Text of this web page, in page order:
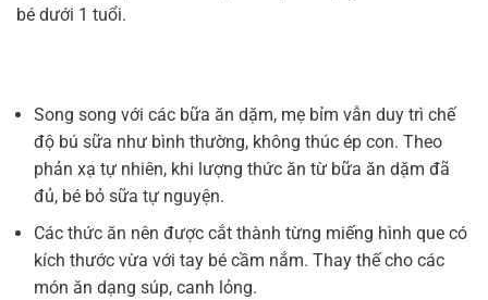
bé dưới 1 tuổi.
Song song với các bữa ăn dặm, mẹ bỉm vẫn duy trì chế
độ bú sữa như bình thường, không thúc ép con. Theo
phản xạ tự nhiên, khi lượng thức ăn từ bữa ăn dặm đã
đủ, bé bỏ sữa tự nguyện.
Các thức ăn nên được cắt thành từng miếng hình que có
kích thước vừa với tay bé cầm nắm. Thay thế cho các
món ăn dạng súp, canh lỏng.